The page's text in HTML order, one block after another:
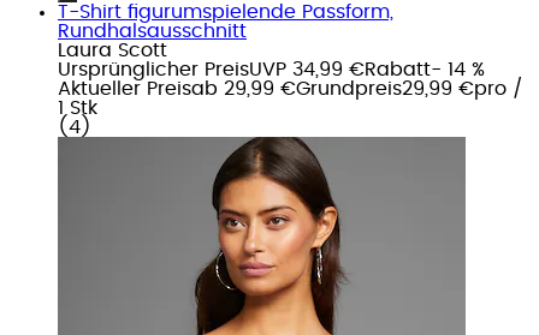
T-Shirt figurumspielende Passform,
Rundhalsausschnitt
Laura Scott
Ursprünglicher PreisUVP 34,99 €Rabatt- 14 %
Aktueller Preisab 29,99 €Grundpreis29,99 €pro /
1 Stk
( 4 )